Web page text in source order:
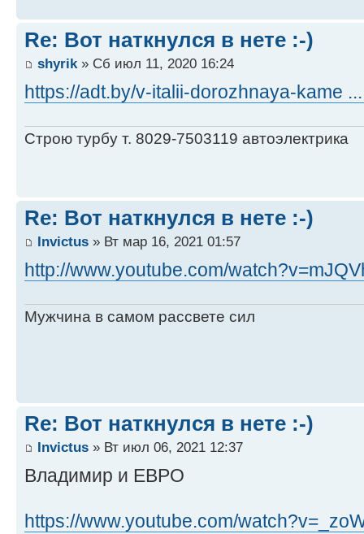
Re: Вот наткнулся в нете :-)
shyrik» Сб июл 11, 2020 16:24
https://adt.by/v-italii-dorozhnaya-kame
Строю турбу т. 8029-7503119 автоэлектрика
Re: Вот наткнулся в нете :-)
Invictus » Вт мар 16, 2021 01:57
http://www.youtube.com/
Мужчина в самом рассвете сил
Re: Вот наткнулся в нете :-)
Invictus » Вт июл 06, 2021 12:37
Владимир и ЕВРО
https://www.youtube.com/